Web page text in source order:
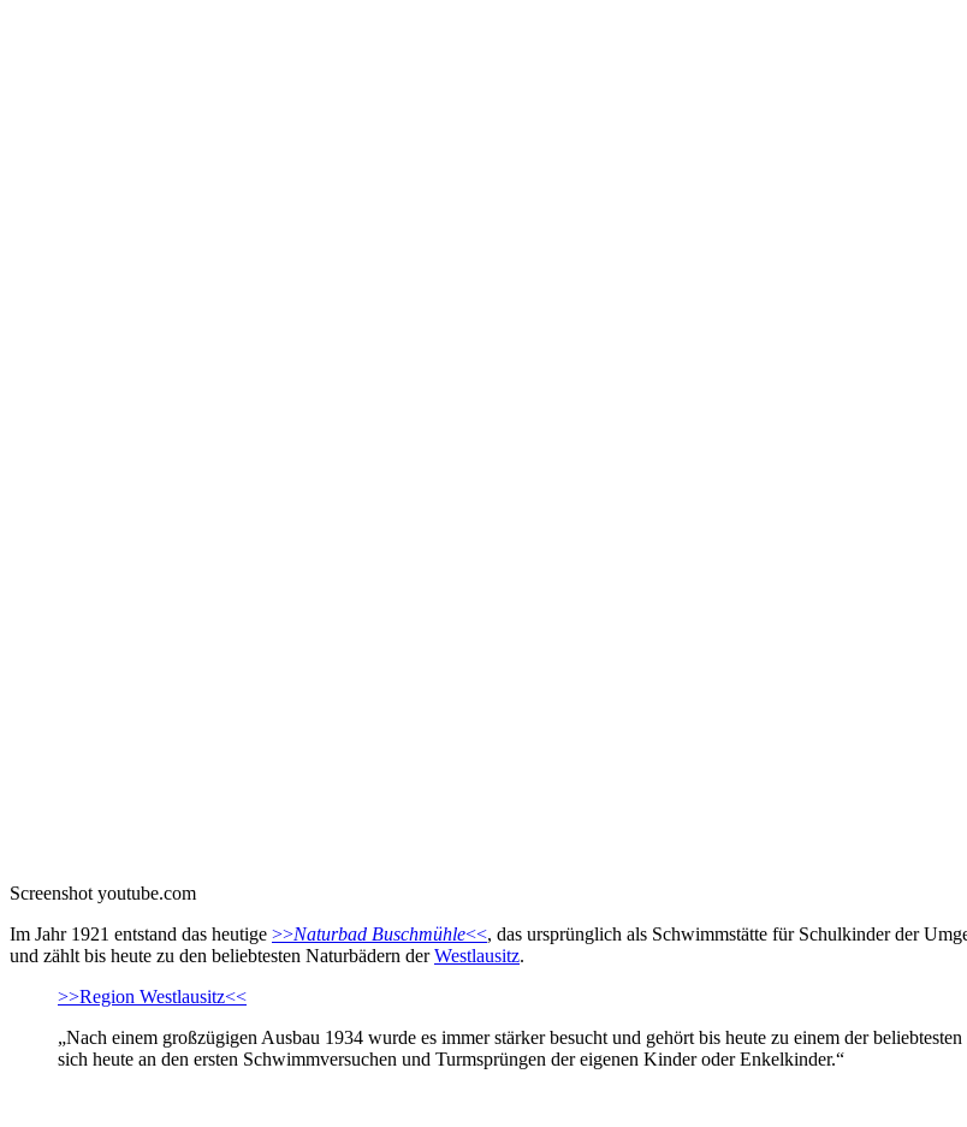
Screenshot youtube.com
Im Jahr 1921 entstand das heutige >>Naturbad Buschmühle<<, das ursprünglich als Schwimmstätte für Schulkinder der
und zählt bis heute zu den beliebtesten Naturbädern derWestlausitz.
>>Region Westlausitz<<
„Nach einem großzügigen Ausbau 1934 wurde es immer stärker besucht und gehört bis heute zu einem der
sich heute an den ersten Schwimmversuchen und Turmsprüngen der eigenen Kinder oder Enkelkinder.“